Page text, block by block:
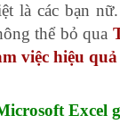
là các bạn
thể bỏ qua
việc hiệu quả
Excel